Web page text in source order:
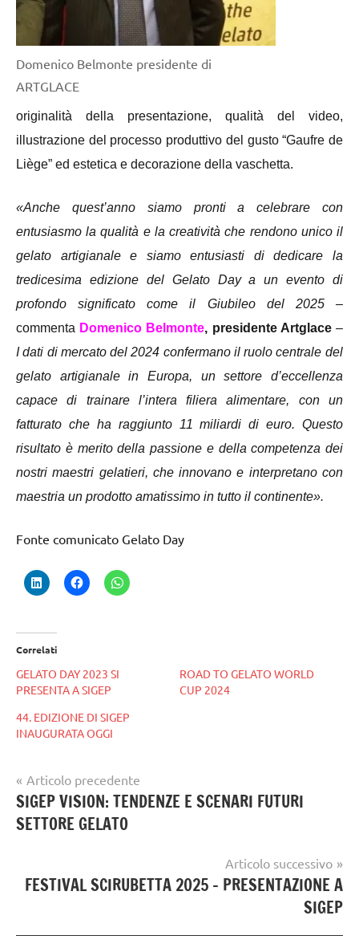
Domenico Belmonte presidente di
ARTGLACE
originalità della presentazione, qualità del video,
illustrazione del processo produttivo del gusto “Gaufre de
Liège” ed estetica e decorazione della vaschetta.
«Anche quest’anno siamo pronti a celebrare con
entusiasmo la qualità e la creatività che rendono unico il
gelato artigianale e siamo entusiasti di dedicare la
tredicesima edizione del Gelato Day a un evento di
profondo significato come il Giubileo del 2025 –
commenta Domenico Belmonte, presidente Artglace–
I dati di mercato del 2024 confermano il ruolo centrale del
gelato artigianale in Europa, un settore d’eccellenza
capace di trainare l’intera filiera alimentare, con un
fatturato che ha raggiunto 11 miliardi di euro. Questo
risultato è merito della passione e della competenza dei
nostri maestri gelatieri, che innovano e interpretano con
maestria un prodotto amatissimo in tutto il continente».
Fonte comunicato Gelato Day
Correlati
GELATO DAY 2023 SI
PRESENTA A SIGEP
ROAD TO GELATO WORLD
CUP 2024
44. EDIZIONE DI SIGEP
INAUGURATA OGGI
gelatieri
gelataio
gelato
Navigazione
articoli
Articolo precedente
SIGEP VISION: TENDENZE E SCENARI FUTURI
SETTORE GELATO
Articolo successivo
FESTIVAL SCIRUBETTA 2025 – PRESENTAZIONE A
SIGEP